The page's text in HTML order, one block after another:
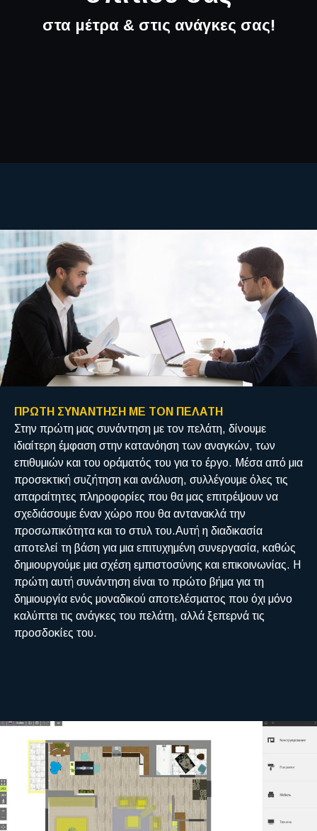
στα μέτρα & στις ανάγκες σας!
ΠΡΩΤΗ ΣΥΝΑΝΤΗΣΗ ΜΕ ΤΟΝ ΠΕΛΑΤΗ
Στην πρώτη μας συνάντηση με τον πελάτη, δίνουμε
ιδιαίτερη έμφαση στην κατανόηση των αναγκών, των
επιθυμιών και του οράματός του για το έργο. Μέσα από μια
προσεκτική συζήτηση και ανάλυση, συλλέγουμε όλες τις
απαραίτητες πληροφορίες που θα μας επιτρέψουν να
σχεδιάσουμε έναν χώρο που θα αντανακλά την
προσωπικότητα και το στυλ του.Αυτή η διαδικασία
αποτελεί τη βάση για μια επιτυχημένη συνεργασία, καθώς
δημιουργούμε μια σχέση εμπιστοσύνης και επικοινωνίας. Η
πρώτη αυτή συνάντηση είναι το πρώτο βήμα για τη
δημιουργία ενός μοναδικού αποτελέσματος που όχι μόνο
καλύπτει τις ανάγκες του πελάτη, αλλά ξεπερνά τις
προσδοκίες του.